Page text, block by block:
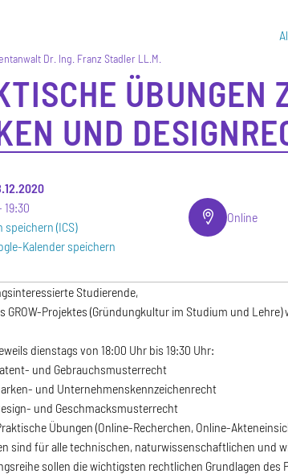
Dr. Ing. Franz Stadler LL.M.
ÜBUNGEN
UND
19:30
speichern (ICS)
Kalender speichern
Online
Studierende,
GROW-Projektes (Gründungkultur im Studium und
dienstags von 18:00 Uhr bis 19:30 Uhr:
und Gebrauchsmusterrecht
und Unternehmenskennzeichenrecht
und Geschmacksmusterrecht
Übungen (Online-Recherchen, Online-
sind für alle technischen, naturwissenschaftlichen und
sollen die wichtigsten rechtlichen Grundlagen